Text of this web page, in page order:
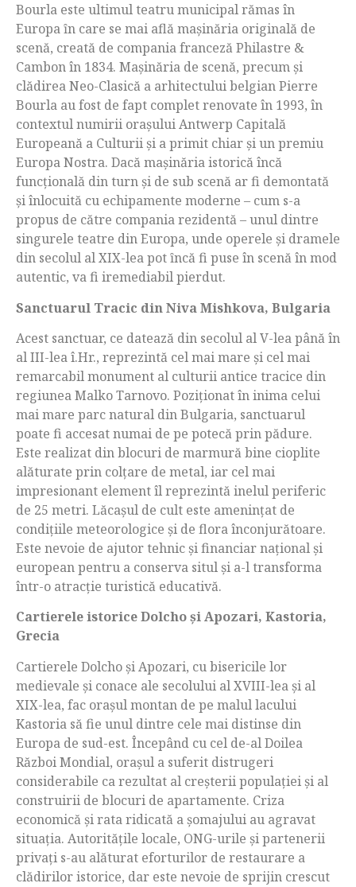
Bourla este ultimul teatru municipal rămas în
Europa ȋn care se mai află maşinăria originală de
scenă, creată de compania franceză Philastre &
Cambon în 1834. Mașinăria de scenă, precum și
clădirea Neo-Clasică a arhitectului belgian Pierre
Bourla au fost de fapt complet renovate în 1993, în
contextul numirii oraşului Antwerp Capitală
Europeană a Culturii și a primit chiar şi un premiu
Europa Nostra. Dacă mașinăria istorică încă
funcțională din turn și de sub scenă ar fi demontată
și înlocuită cu echipamente moderne – cum s-a
propus de către compania rezidentă – unul dintre
singurele teatre din Europa, unde operele și dramele
din secolul al XIX-lea pot ȋncă fi puse în scenă în mod
autentic, va fi iremediabil pierdut.
Sanctuarul Tracic din Niva Mishkova, Bulgaria
Acest sanctuar, ce datează din secolul al V-lea până în
al III-lea î.Hr., reprezintă cel mai mare și cel mai
remarcabil monument al culturii antice tracice din
regiunea Malko Tarnovo. Poziționat în inima celui
mai mare parc natural din Bulgaria, sanctuarul
poate fi accesat numai de pe potecă prin pădure.
Este realizat din blocuri de marmură bine cioplite
alăturate prin colțare de metal, iar cel mai
impresionant element îl reprezintă inelul periferic
de 25 metri. Lăcașul de cult este amenințat de
condițiile meteorologice și de flora înconjurătoare.
Este nevoie de ajutor tehnic și financiar național și
european pentru a conserva situl și a-l transforma
într-o atracție turistică educativă.
Cartierele istorice Dolchoși Apozari, Kastoria,
Grecia
Cartierele Dolcho și Apozari, cu bisericile lor
medievale și conace ale secolului al XVIII-lea și al
XIX-lea, fac orașul montan de pe malul lacului
Kastoria să fie unul dintre cele mai distinse din
Europa de sud-est. Începând cu cel de-al Doilea
Război Mondial, orașul a suferit distrugeri
considerabile ca rezultat al creșterii populației și al
construirii de blocuri de apartamente. Criza
economică și rata ridicată a șomajului au agravat
situația. Autoritățile locale, ONG-urile și partenerii
privați s-au alăturat eforturilor de restaurare a
clădirilor istorice, dar este nevoie de sprijin crescut